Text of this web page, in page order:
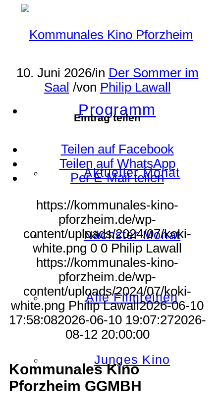
Programm
Aktueller Monat
Nächster Monat
Alle Filmreihen
Junges Kino
10. Juni 2026/in Der Sommer im
Saal /von Philip Lawall
Eintrag teilen
Teilen auf Facebook
Teilen auf WhatsApp
Per E-Mail teilen
https://kommunales-kino-
pforzheim.de/wp-
content/uploads/2024/07/koki-
white.png 0 0 Philip Lawall
https://kommunales-kino-
pforzheim.de/wp-
content/uploads/2024/07/koki-
white.png Philip Lawall2026-06-10
17:58:082026-06-10 19:07:272026-
08-12 20:00:00
Kommunales Kino
Pforzheim GGMBH